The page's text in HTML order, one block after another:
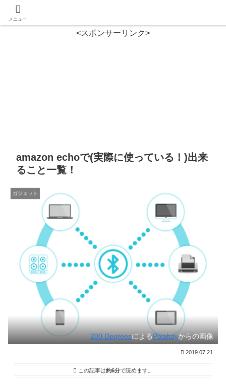
<スポンサーリンク>
amazon echoで(実際に使っている！)出来
ること一覧！
ガジェット
200 DegreesによるPixabayからの画像
2019.07.21
この記事は約6分で読めます。
メニュー